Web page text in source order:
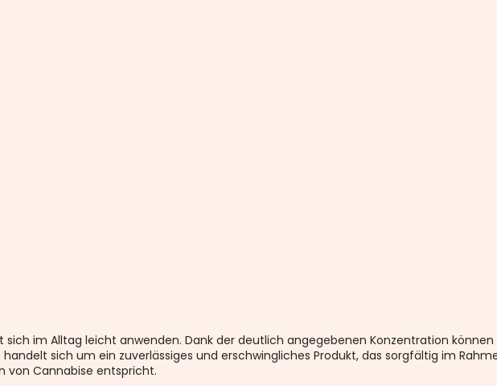
im Alltag leicht anwenden. Dank der deutlich angegebenen Konzentration können
sich um ein zuverlässiges und erschwingliches Produkt, das sorgfältig im
von Cannabise entspricht.